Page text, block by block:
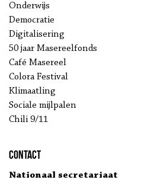
Onderwijs
Democratie
Digitalisering
50 jaar Masereelfonds
Café Masereel
Colora Festival
Klimaatling
Sociale mijlpalen
Chili 9/11
Contact
Nationaal secretariaat